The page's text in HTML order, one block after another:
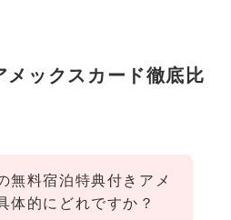
メックスカード徹底比
無料宿泊特典付きアメ
体的にどれですか？